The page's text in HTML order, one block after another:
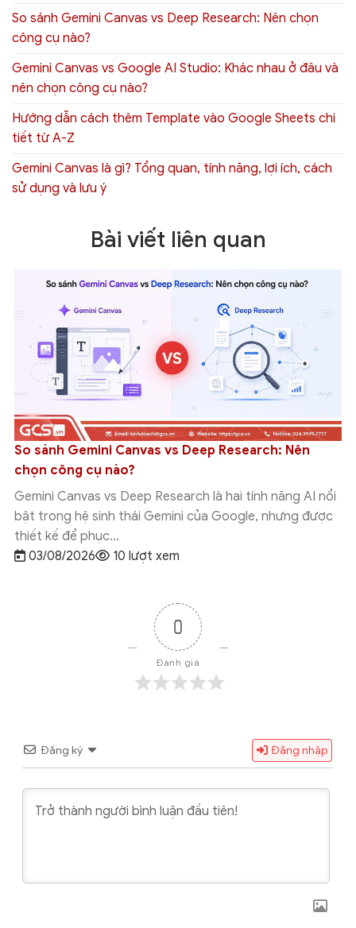
So sánh Gemini Canvas vs Deep Research: Nên chọn
công cụ nào?
Gemini Canvas vs Google AI Studio: Khác nhau ở đâu và
nên chọn công cụ nào?
Hướng dẫn cách thêm Template vào Google Sheets chi
tiết từ A-Z
Gemini Canvas là gì? Tổng quan, tính năng, lợi ích, cách
sử dụng và lưu ý
Bài viết liên quan
So sánh Gemini Canvas vs Deep Research: Nên
chọn công cụ nào?
Gemini Canvas vs Deep Research là hai tính năng AI nổi
bật trong hệ sinh thái Gemini của Google, nhưng được
thiết kế để phục...
03/08/2026
10 lượt xem
0
Đánh giá
Đăng ký Đăng nhập